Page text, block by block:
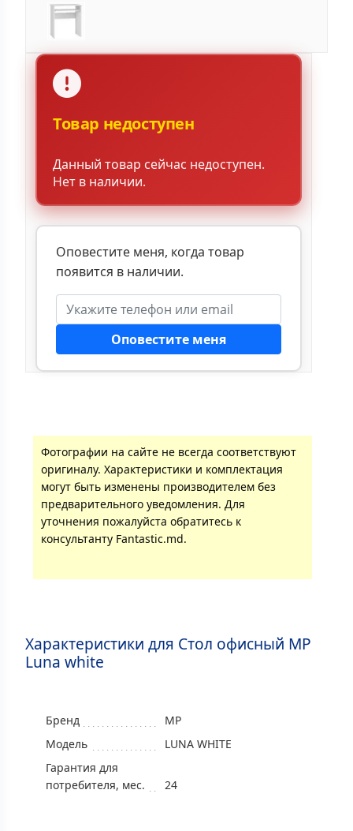
Товар недоступен
Данный товар сейчас недоступен.
Нет в наличии.
Оповестите меня, когда товар
появится в наличии.
Оповестите меня
Фотографии на сайте не всегда соответствуют
оригиналу. Характеристики и комплектация
могут быть изменены производителем без
предварительного уведомления. Для
уточнения пожалуйста обратитесь к
консультанту Fantastic.md.
Характеристики для Стол офисный MP
Luna white
Бренд
MP
Модель
LUNA WHITE
Гарантия для
потребителя, мес.
24